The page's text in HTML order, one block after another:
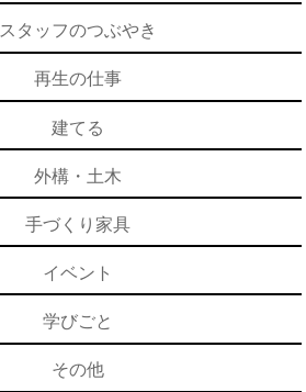
スタッフのつぶやき
再生の仕事
建てる
外構・土木
手づくり家具
イベント
学びごと
その他